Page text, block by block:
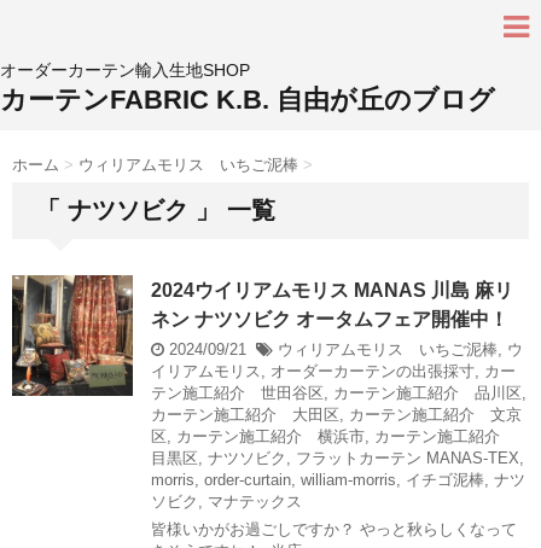
オーダーカーテン輸入生地SHOP
カーテンFABRIC K.B. 自由が丘のブログ
ホーム > ウィリアムモリス いちご泥棒 >
「 ナツソビク 」 一覧
2024ウイリアムモリス MANAS 川島 麻リ
ネン ナツソビク オータムフェア開催中！
2024/09/21 ウィリアムモリス いちご泥棒, ウ
イリアムモリス , オーダーカーテンの出張採寸, カー
テン施工紹介 世田谷区, カーテン施工紹介 品川区,
カーテン施工紹介 大田区, カーテン施工紹介 文京
区, カーテン施工紹介 横浜市, カーテン施工紹介
目黒区, ナツソビク , フラットカーテン MANAS-TEX,
morris, order-curtain, william-morris, イチゴ泥棒, ナツ
ソビク , マナテックス
皆様いかがお過ごしですか？ やっと秋らしくなって